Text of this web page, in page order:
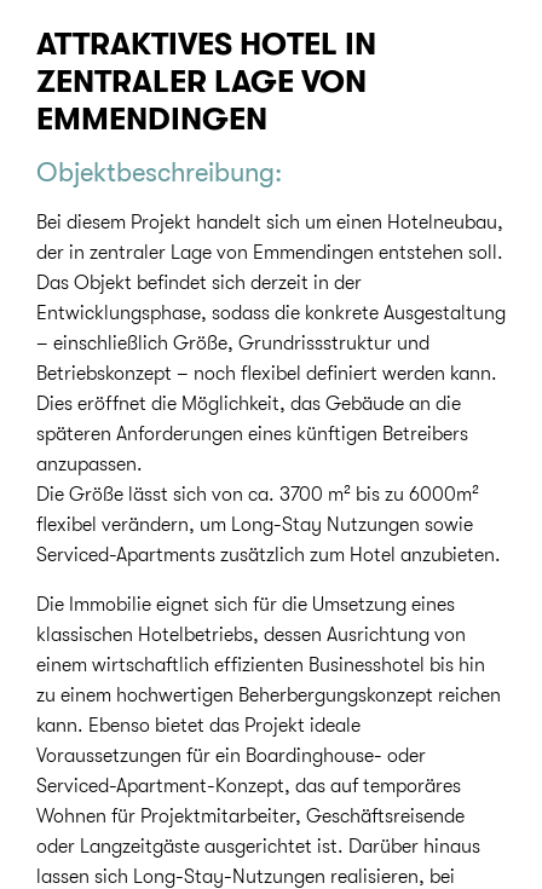
ATTRAKTIVES HOTEL IN
ZENTRALER LAGE VON
EMMENDINGEN
Objektbeschreibung:
Bei diesem Projekt handelt sich um einen Hotelneubau,
der in zentraler Lage von Emmendingen entstehen soll.
Das Objekt befindet sich derzeit in der
Entwicklungsphase, sodass die konkrete Ausgestaltung
– einschließlich Größe, Grundrissstruktur und
Betriebskonzept – noch flexibel definiert werden kann.
Dies eröffnet die Möglichkeit, das Gebäude an die
späteren Anforderungen eines künftigen Betreibers
anzupassen.
Die Größe lässt sich von ca. 3700 m² bis zu 6000m²
flexibel verändern, um Long-Stay Nutzungen sowie
Serviced-Apartments zusätzlich zum Hotel anzubieten.
Die Immobilie eignet sich für die Umsetzung eines
klassischen Hotelbetriebs, dessen Ausrichtung von
einem wirtschaftlich effizienten Businesshotel bis hin
zu einem hochwertigen Beherbergungskonzept reichen
kann. Ebenso bietet das Projekt ideale
Voraussetzungen für ein Boardinghouse- oder
Serviced-Apartment-Konzept, das auf temporäres
Wohnen für Projektmitarbeiter, Geschäftsreisende
oder Langzeitgäste ausgerichtet ist. Darüber hinaus
lassen sich Long-Stay-Nutzungen realisieren, bei